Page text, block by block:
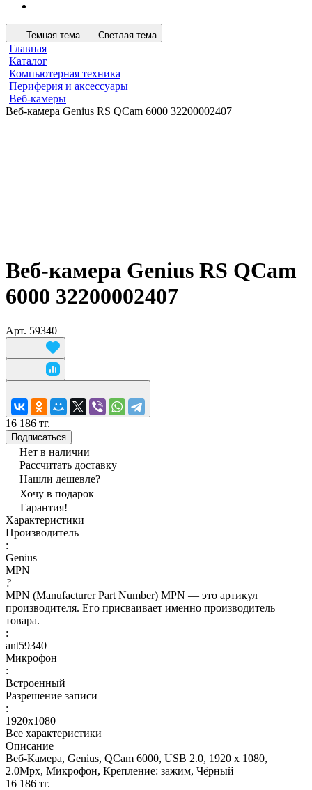
Темная тема Светлая тема
Главная
Каталог
Компьютерная техника
Периферия и аксессуары
Веб-камеры
Веб-камера Genius RS QCam 6000 32200002407
Веб-камера Genius RS QCam
6000 32200002407
Арт. 59340
16 186 тг.
Подписаться
Нет в наличии
Рассчитать доставку
Нашли дешевле?
Хочу в подарок
Гарантия!
Характеристики
Производитель
:
Genius
MPN
?
MPN (Manufacturer Part Number) MPN — это артикул
производителя. Его присваивает именно производитель
товара.
:
ant59340
Микрофон
:
Встроенный
Разрешение записи
:
1920x1080
Все характеристики
Описание
Веб-Камера, Genius, QCam 6000, USB 2.0, 1920 x 1080,
2.0Mpx, Микрофон, Крепление: зажим, Чёрный
16 186 тг.